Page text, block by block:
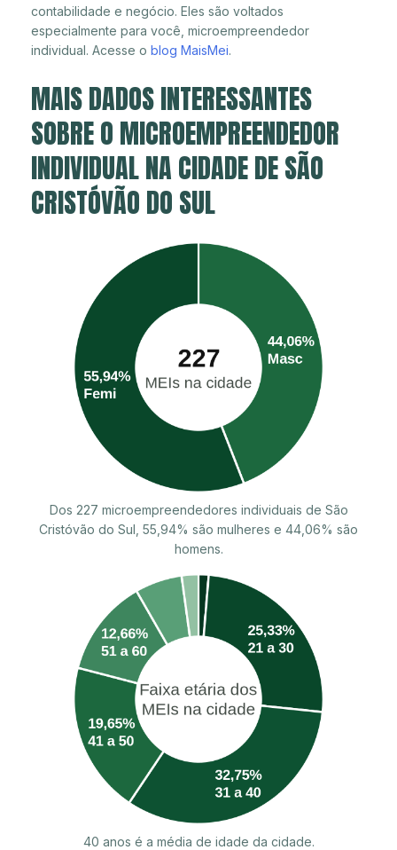
contabilidade e negócio. Eles são voltados
especialmente para você, microempreendedor
individual. Acesse o blog MaisMei.
MAIS DADOS INTERESSANTES
SOBRE O MICROEMPREENDEDOR
INDIVIDUAL NA CIDADE DE SÃO
CRISTÓVÃO DO SUL
Dos 227 microempreendedores individuais de São
Cristóvão do Sul, 55,94% são mulheres e 44,06% são
homens.
40 anos é a média de idade da cidade.